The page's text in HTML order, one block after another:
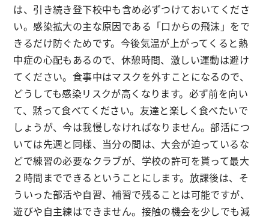
は、引き続き登下校中も含め必ずつけておいてくださ
い。感染拡大の主な原因である「口からの飛沫」をで
きるだけ防ぐためです。今後気温が上がってくると熱
中症の心配もあるので、休憩時間、激しい運動は避け
てください。食事中はマスクを外すことになるので、
どうしても感染リスクが高くなります。必ず前を向い
て、黙って食べてください。友達と楽しく食べたいで
しょうが、今は我慢しなければなりません。部活につ
いては先週と同様、当分の間は、大会が迫っているな
どで練習の必要なクラブが、学校の許可を貰って最大
２時間までできるということにします。放課後は、そ
ういった部活や自習、補習で残ることは可能ですが、
遊びや自主練はできません。接触の機会を少しでも減